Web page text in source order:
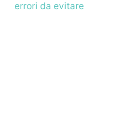
errori da evitare